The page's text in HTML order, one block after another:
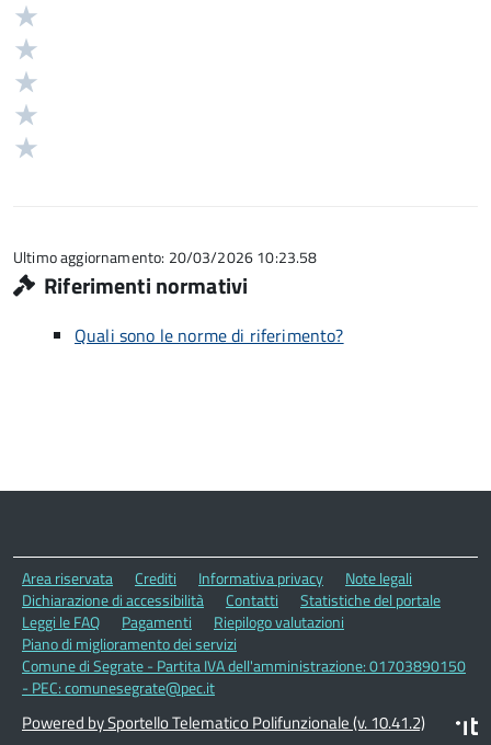
Valutazione
5
Ultimo aggiornamento: 20/03/2026 10:23.58
Riferimenti normativi
Quali sono le norme di riferimento?
Area riservata Crediti Informativa privacy
Note legali
Dichiarazione di accessibilità
Contatti
Statistiche del portale
Leggi le FAQ
Pagamenti
Riepilogo valutazioni
Piano di miglioramento dei servizi
Comune di Segrate - Partita IVA dell'amministrazione: 01703890150
- PEC: comunesegrate@pec.it
Powered by Sportello Telematico Polifunzionale (v. 10.41.2)